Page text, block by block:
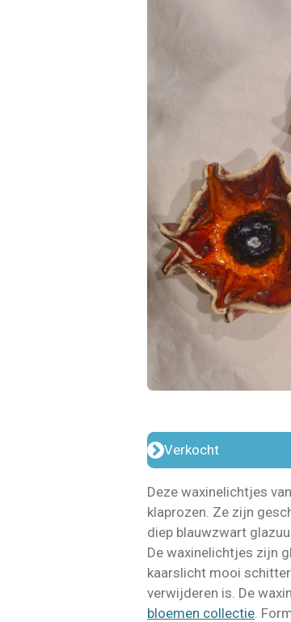
Verkocht
Deze waxinelichtjes
klaprozen. Ze zijn
diep blauwzwart
De waxinelichtjes zijn
kaarslicht mooi
verwijderen is. De
bloemen collectie .